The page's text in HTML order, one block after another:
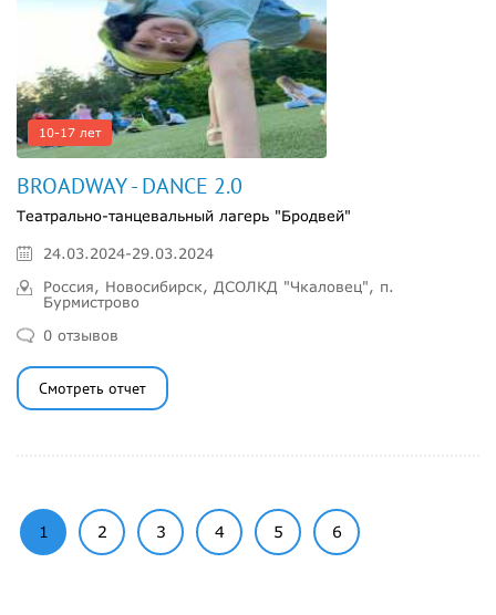
10-17 лет
BROADWAY - DANCE 2.0
Театрально-танцевальный лагерь "Бродвей"
24.03.2024-29.03.2024
Россия, Новосибирск, ДСОЛКД "Чкаловец", п.
Бурмистрово
0 отзывов
Смотреть отчет
1 2 3 4 5 6